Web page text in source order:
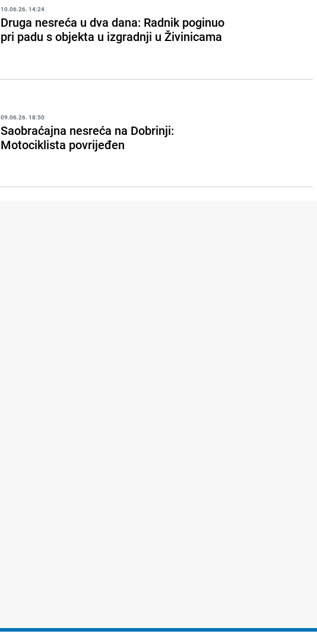
10.06.26. 14:24
Druga nesreća u dva dana: Radnik poginuo
pri padu s objekta u izgradnji u Živinicama
09.06.26. 18:50
Saobraćajna nesreća na Dobrinji:
Motociklista povrijeđen